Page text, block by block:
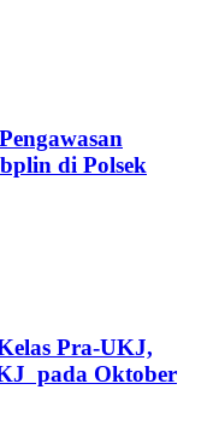
di Polsek
Pra-UKJ,
pada Oktober